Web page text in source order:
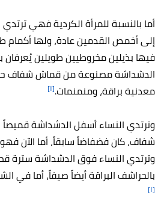
أما بالنسبة للمرأة الكردية فهي
إلى أخمص القدمين عادة، ولها أكمام
فيها بذيلين مخروطيين طويلين
الدشداشة مصنوعة من قماش شفاف
معدنية براقة، ومنمنمات.[١]
وترتدي النساء أسفل الدشداشة قميصاً
شفاف، كان فضفاضاً سابقاً، أما الآن
وترتدي النساء فوق الدشداشة سترة
بالحراشف البراقة أيضاً صيفاً، أما في
[١]